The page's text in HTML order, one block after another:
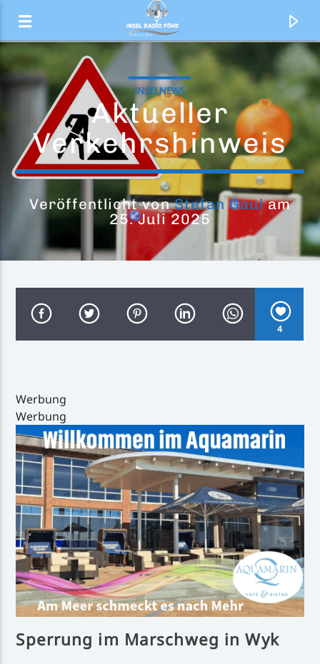
The Rhythm Of The Night
Corona
Handystream
INSELNEWS
Aktueller
Verkehrshinweis
Veröffentlicht vonStefan Gaulam
25. Juli 2025
4
Werbung
Werbung
Sperrung im Marschweg in Wyk